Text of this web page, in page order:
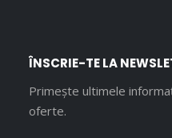
ÎNSCRIE-TE LA
Primește ultimele
oferte.